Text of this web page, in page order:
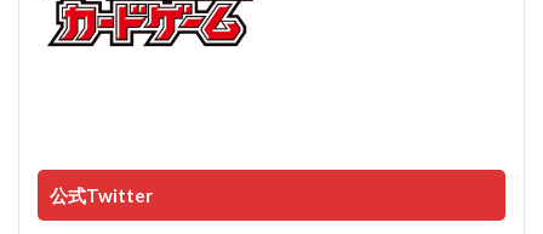
公式Twitter